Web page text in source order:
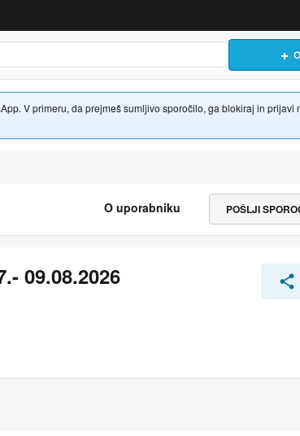
V primeru, da prejmeš sumljivo sporočilo, ga blokiraj in prijavi
09.08.2026
O uporabniku POŠLJI